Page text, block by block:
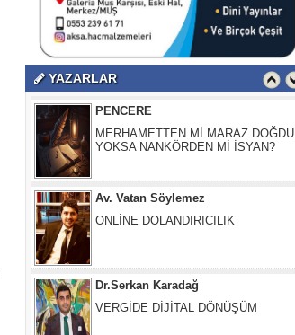
YAZARLAR
PENCERE
MERHAMETTEN Mİ MARAZ DOĞDU
YOKSA NANKÖRDEN Mİ İSYAN?
Av. Vatan Söylemez
ONLİNE DOLANDIRICILIK
Dr.Serkan Karadağ
VERGİDE DİJİTAL DÖNÜŞÜM
Güler Başkaya
İnsanlığın İflası: Herkesin Birbirini